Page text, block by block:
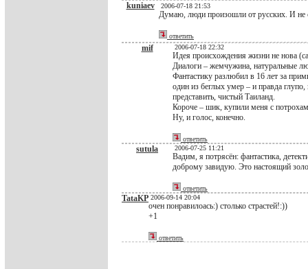
kuniaev 2006-07-18 21:53
Думаю, люди произошли от русских. И не
ответить
mif 2006-07-18 22:32
Идея происхождения жизни не нова
Диалоги – жемчужина, натуральные
Фантастику разлюбил в 16 лет за
один из беглых умер – и правда
представить, чистый Таиланд.
Короче – шик, купили меня с
Ну, и голос, конечно.
ответить
sutula 2006-07-25 11:21
Вадим, я потрясён: фантастика,
доброму завидую. Это настоящий
ответить
TataKP 2006-09-14 20:04
очен понравилоась:) столько страстей!:))
+1
ответить